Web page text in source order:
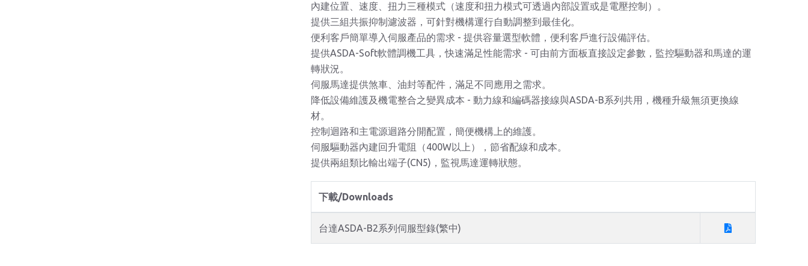
內建位置、速度、扭力三種模式（速度和扭力模式可透過內部設置或是電壓控制）。
提供三組共振抑制濾波器，可針對機構運行自動調整到最佳化。
便利客戶簡單導入伺服產品的需求 - 提供容量選型軟體，便利客戶進行設備評估。
提供ASDA-Soft軟體調機工具，快速滿足性能需求 - 可由前方面板直接設定參數，監控驅動器和馬達的運
轉狀況。
伺服馬達提供煞車、油封等配件，滿足不同應用之需求。
降低設備維護及機電整合之變異成本 - 動力線和編碼器接線與ASDA-B系列共用，機種升級無須更換線
材。
控制迴路和主電源迴路分開配置，簡便機構上的維護。
伺服驅動器內建回升電阻（400W以上），節省配線和成本。
提供兩組類比輸出端子(CN5)，監視馬達運轉狀態。
下載/Downloads
台達ASDA-B2系列伺服型錄(繁中)